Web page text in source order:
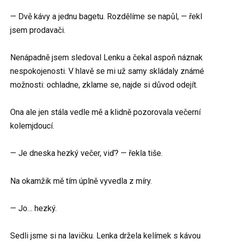
— Dvě kávy a jednu bagetu. Rozdělíme se napůl, — řekl
jsem prodavači.
Nenápadně jsem sledoval Lenku a čekal aspoň náznak
nespokojenosti. V hlavě se mi už samy skládaly známé
možnosti: ochladne, zklame se, najde si důvod odejít.
Ona ale jen stála vedle mě a klidně pozorovala večerní
kolemjdoucí.
— Je dneska hezký večer, viď? — řekla tiše.
Na okamžik mě tím úplně vyvedla z míry.
— Jo… hezký.
Sedli jsme si na lavičku. Lenka držela kelímek s kávou